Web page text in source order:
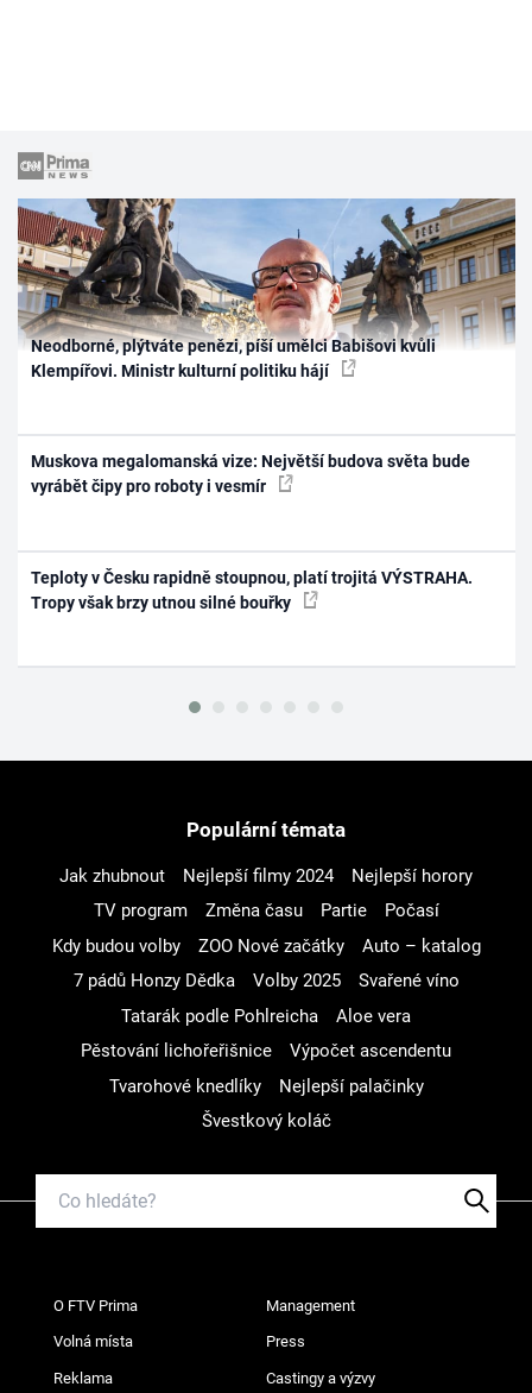
Neodborné, plýtváte penězi, píší umělci Babišovi kvůli
Klempířovi. Ministr kulturní politiku hájí
Muskova megalomanská vize: Největší budova světa bude
vyrábět čipy pro roboty i vesmír
Teploty v Česku rapidně stoupnou, platí trojitá VÝSTRAHA.
Tropy však brzy utnou silné bouřky
Populární témata
Jak zhubnout Nejlepší filmy 2024
Nejlepší horory
TV program
Změna času Partie
Počasí
Kdy budou volby
ZOO Nové začátky
Auto – katalog
7 pádů Honzy Dědka
Volby 2025
Svařené víno
Tatarák podle Pohlreicha
Aloe vera
Pěstování lichořeřišnice
Výpočet ascendentu
Tvarohové knedlíky
Nejlepší palačinky
Švestkový koláč
O FTV Prima Management
Volná místa Press
Reklama Castingy a výzvy